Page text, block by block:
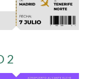
2